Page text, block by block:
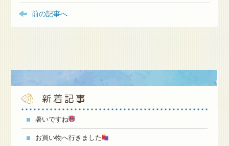
前の記事へ
新着記事
暑いですね
お買い物へ行きました